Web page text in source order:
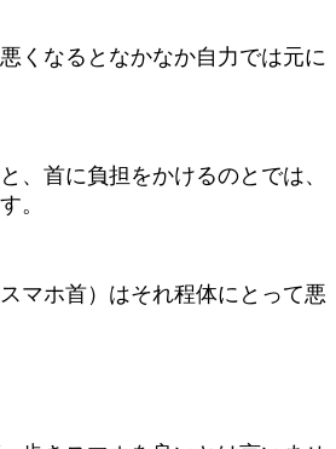
くなるとなかなか自力では元に
、首に負担をかけるのとでは、
。
マホ首）はそれ程体にとって悪